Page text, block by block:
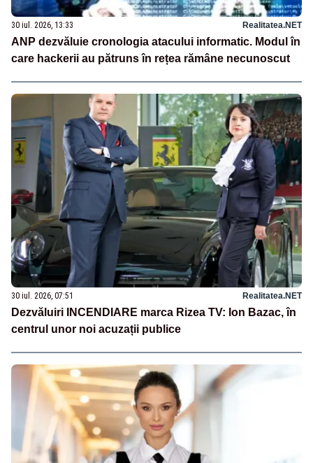
30 iul. 2026, 13:33 Realitatea.NET
ANP dezvăluie cronologia atacului informatic. Modul în
care hackerii au pătruns în rețea rămâne necunoscut
30 iul. 2026, 07:51 Realitatea.NET
Dezvăluiri INCENDIARE marca Rizea TV: Ion Bazac, în
centrul unor noi acuzații publice